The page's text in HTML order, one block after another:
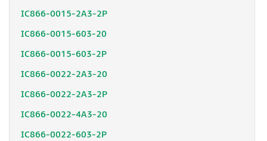
IC866-0015-2A3-2P
IC866-0015-603-20
IC866-0015-603-2P
IC866-0022-2A3-20
IC866-0022-2A3-2P
IC866-0022-4A3-20
IC866-0022-603-2P